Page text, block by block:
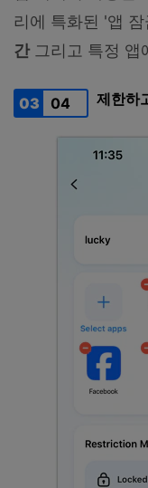
리에 특화된 '앱
간그리고 특정 앱
03 04 제한하